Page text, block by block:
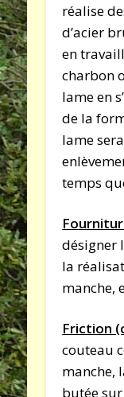
réalise
d’acier
en
charbon
lame en
de la
lame
temps
désigner
la
manche,
Friction
couteau
manche,
butée